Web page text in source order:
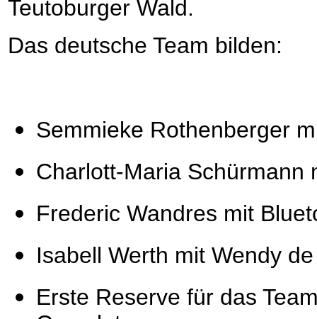
Teutoburger Wald.
Das deutsche Team bilden:
Semmieke Rothenberger
Charlott-Maria Schürmann
Frederic Wandres mit
Isabell Werth mit Wendy
Erste Reserve für das